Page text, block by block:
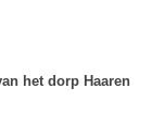
het dorp Haaren